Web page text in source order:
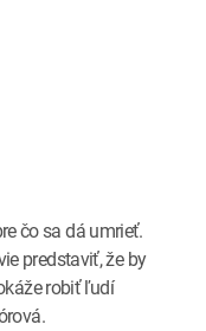
čo sa dá umrieť.
predstaviť, že by
robiť ľudí